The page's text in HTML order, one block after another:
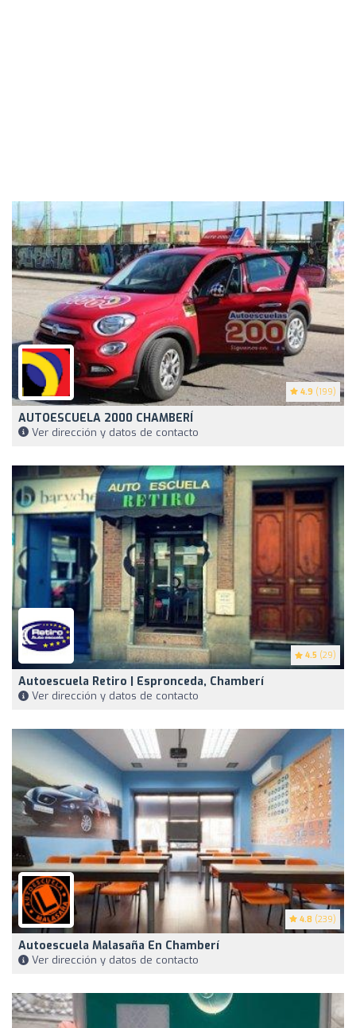
4.9 (199)
AUTOESCUELA 2000 CHAMBERÍ
Ver dirección y datos de contacto
4.5 (29)
Autoescuela Retiro | Espronceda, Chamberí
Ver dirección y datos de contacto
4.8 (239)
Autoescuela Malasaña En Chamberí
Ver dirección y datos de contacto